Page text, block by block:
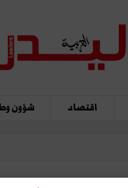
اقتصاد شؤون